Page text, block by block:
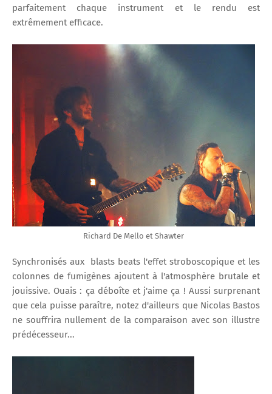
parfaitement chaque instrument et le rendu est
extrêmement efficace.
Richard De Mello et Shawter
Synchronisés aux blasts beats l'effet stroboscopique et les
colonnes de fumigènes ajoutent à l'atmosphère brutale et
jouissive. Ouais : ça déboîte et j'aime ça ! Aussi surprenant
que cela puisse paraître, notez d'ailleurs que Nicolas Bastos
ne souffrira nullement de la comparaison avec son illustre
prédécesseur...